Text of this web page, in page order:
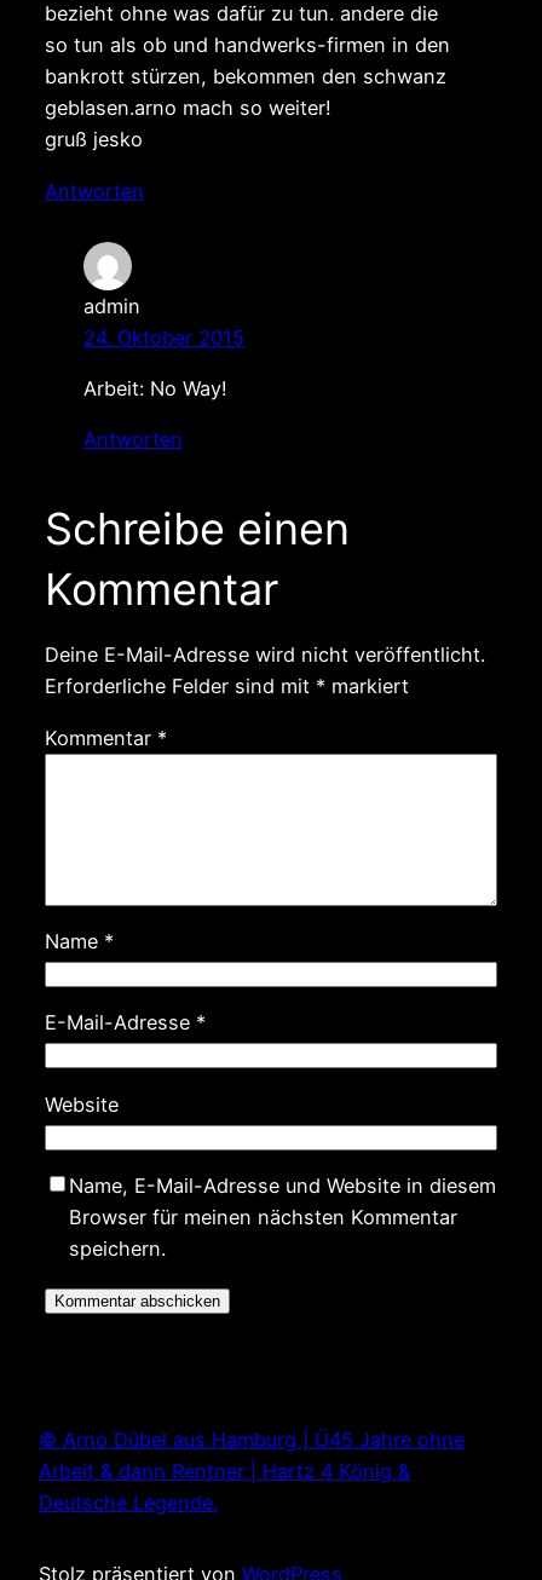
bezieht ohne was dafür zu tun. andere die
so tun als ob und handwerks-firmen in den
bankrott stürzen, bekommen den schwanz
geblasen.arno mach so weiter!
gruß jesko
Antworten
admin
24. Oktober 2015
Arbeit: No Way!
Antworten
Schreibe einen
Kommentar
Deine E-Mail-Adresse wird nicht veröffentlicht.
Erforderliche Felder sind mit * markiert
Kommentar *
Name *
E-Mail-Adresse *
Website
Name, E-Mail-Adresse und Website in diesem
Browser für meinen nächsten Kommentar
speichern.
© Arno Dübel aus Hamburg | Ü45 Jahre ohne
Arbeit & dann Rentner | Hartz 4 König &
Deutsche Legende.
Stolz präsentiert von WordPress